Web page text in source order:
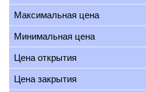
Максимальная цена
Минимальная цена
Цена открытия
Цена закрытия